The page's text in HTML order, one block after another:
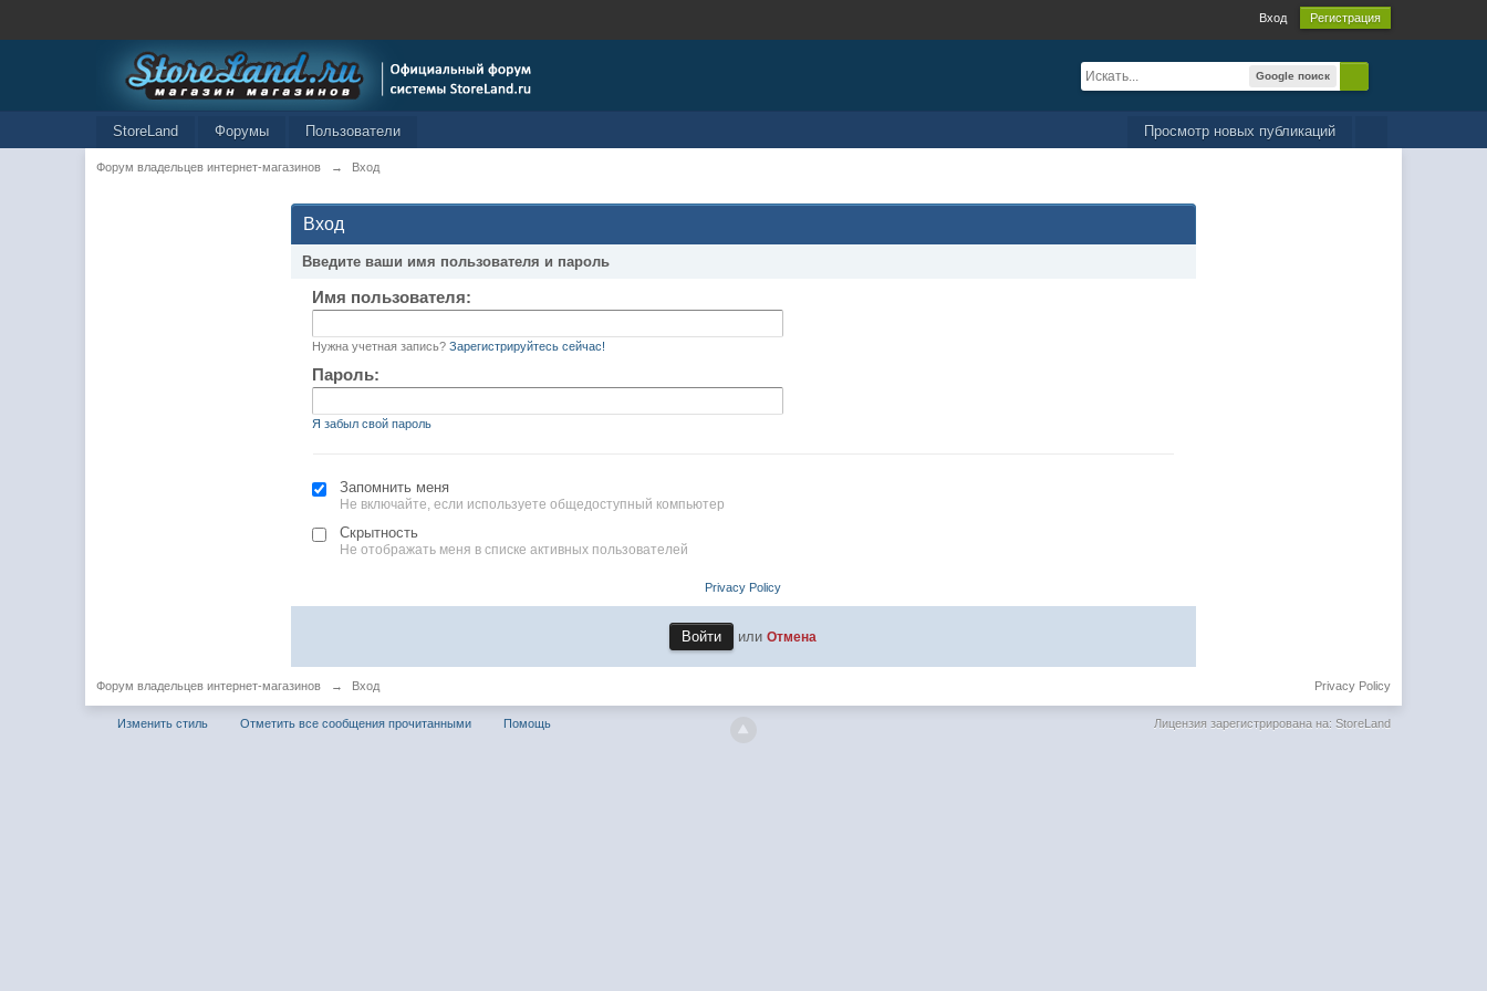
Вход Регистрация
Google поиск
Просмотр новых публикаций
StoreLand Форумы Пользователи
Форум владельцев интернет-магазинов → Вход
Вход
Введите ваши имя пользователя и пароль
Имя пользователя:
Нужна учетная запись? Зарегистрируйтесь сейчас!
Пароль:
Я забыл свой пароль
Запомнить меня
Не включайте, если используете общедоступный компьютер
Скрытность
Не отображать меня в списке активных пользователей
Privacy Policy
илиОтмена
Форум владельцев интернет-магазинов → Вход Privacy Policy
Изменить стиль Отметить все сообщения прочитанными Помощь Лицензия зарегистрирована на: StoreLand